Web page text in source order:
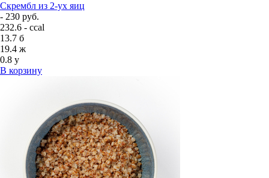
Скрембл из 2-ух яиц
- 230 руб.
232.6 - ccal
13.7 б
19.4 ж
0.8 у
В корзину